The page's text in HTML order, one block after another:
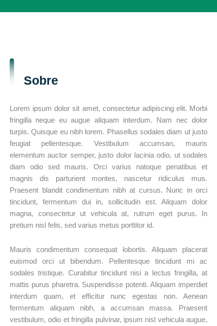
Sobre
Lorem ipsum dolor sit amet, consectetur adipiscing elit. Morbi
fringilla neque eu augue aliquam interdum. Nam nec dolor
turpis. Quisque eu nibh lorem. Phasellus sodales diam ut justo
feugiat pellentesque. Vestibulum accumsan, mauris
elementum auctor semper, justo dolor lacinia odio, ut sodales
diam odio sed mauris. Orci varius natoque penatibus et
magnis dis parturient montes, nascetur ridiculus mus.
Praesent blandit condimentum nibh at cursus. Nunc in orci
tincidunt, fermentum dui in, sollicitudin est. Aliquam dolor
magna, consectetur ut vehicula at, rutrum eget purus. In
pretium nisl felis, sed varius metus porttitor id.
Mauris condimentum consequat lobortis. Aliquam placerat
euismod orci ut bibendum. Pellentesque tincidunt mi ac
sodales tristique. Curabitur tincidunt nisi a lectus fringilla, at
mattis purus pharetra. Suspendisse potenti. Aliquam imperdiet
interdum quam, et efficitur nunc egestas non. Aenean
fermentum aliquam nibh, a accumsan massa. Praesent
vestibulum, odio et fringilla pulvinar, ipsum nisl vehicula augue,